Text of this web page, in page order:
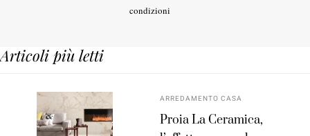
condizioni
Articoli più letti
ARREDAMENTO CASA
Proia La Ceramica,